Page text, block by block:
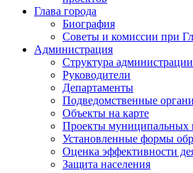
Глава города
Биография
Советы и комиссии при
Администрация
Структура
Руководители
Департаменты
Подведомственные
Объекты на карте
Проекты муниципальных
Установленные формы
Оценка эффективности
Защита населения